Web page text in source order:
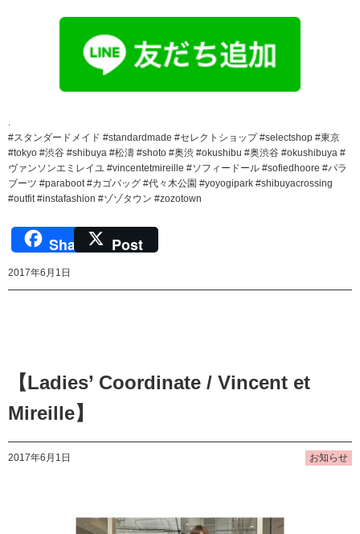
.
#スタンダードメイド #standardmade #セレクトショップ #selectshop #東京
#tokyo #渋谷 #shibuya #松濤 #shoto #奥渋 #okushibu #奥渋谷 #okushibuya #
ヴァンソンエミレイユ #vincentetmireille #ソフィードール #sofiedhoore #パラ
ブーツ #paraboot #カゴバッグ #代々木公園 #yoyogipark #shibuyacrossing
#outfit #instafashion #ゾゾタウン #zozotown
Share Post
2017年6月1日
【Ladies’ Coordinate / Vincent et
Mireille】
2017年6月1日 お知らせ